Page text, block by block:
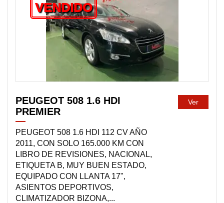
VENDIDO
PEUGEOT 508 1.6 HDI
PREMIER
PEUGEOT 508 1.6 HDI 112 CV AÑO
2011, CON SOLO 165.000 KM CON
LIBRO DE REVISIONES, NACIONAL,
ETIQUETA B, MUY BUEN ESTADO,
EQUIPADO CON LLANTA 17",
ASIENTOS DEPORTIVOS,
CLIMATIZADOR BIZONA,...
Ver